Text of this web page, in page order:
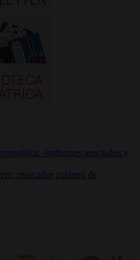
síndromes asociados y
marcador cutáneo de